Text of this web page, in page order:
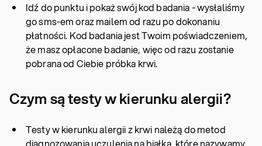
Idź do punktu i pokaż swój kod badania - wysłaliśmy
go sms-em oraz mailem od razu po dokonaniu
płatności. Kod badania jest Twoim poświadczeniem,
że masz opłacone badanie, więc od razu zostanie
pobrana od Ciebie próbka krwi.
Czym są testy w kierunku alergii?
Testy w kierunku alergii z krwi należą do metod